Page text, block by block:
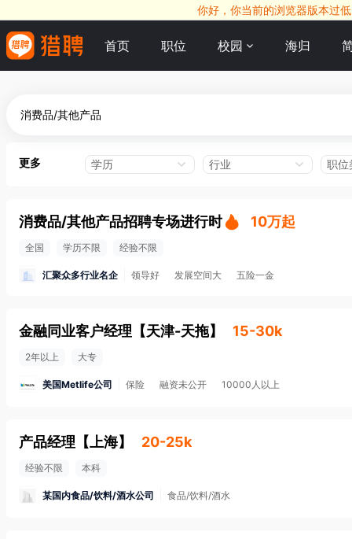
你好，你当前的浏览器版本过
首页 职位 校园 海归
更多 学历 行业 职位
消费品/其他产品招聘专场进行时 10万起
全国 学历不限 经验不限
汇聚众多行业名企 领导好 发展空间大 五险一金
金融同业客户经理 【天津-天拖】 15-30k
2年以上 大专
美国Metlife公司 保险 融资未公开 10000人以上
产品经理 【 上海】 20-25k
经验不限 本科
某国内食品/饮料/酒水公司 食品/饮料/酒水